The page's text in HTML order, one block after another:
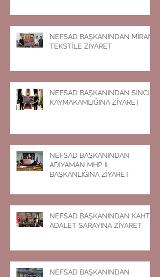
NEFSAD BAŞKANINDAN MİRAN
TEKSTİLE ZİYARET
NEFSAD BAŞKANINDAN SİNCİK
KAYMAKAMLIĞINA ZİYARET
NEFSAD BAŞKANINDAN
ADIYAMAN MHP İL
BAŞKANLIĞINA ZİYARET
NEFSAD BAŞKANINDAN KAHTA
ADALET SARAYINA ZİYARET
NEFSAD BAŞKANINDAN